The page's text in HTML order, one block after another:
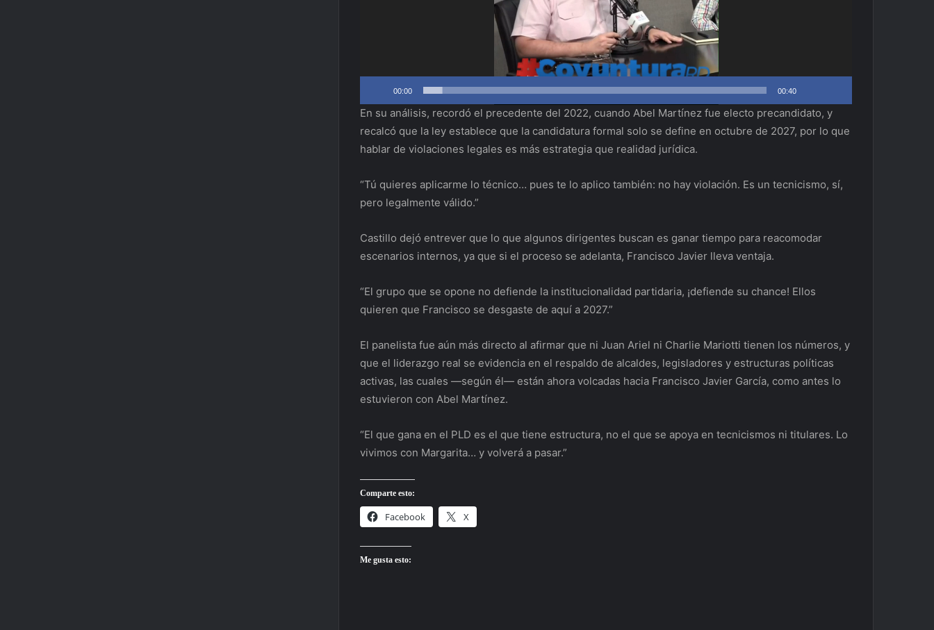
00:00 00:40
En su análisis, recordó el precedente del 2022, cuando Abel Martínez fue electo precandidato, y
recalcó que la ley establece que la candidatura formal solo se define en octubre de 2027, por lo que
hablar de violaciones legales es más estrategia que realidad jurídica.
“Tú quieres aplicarme lo técnico… pues te lo aplico también: no hay violación. Es un tecnicismo, sí,
pero legalmente válido.”
Castillo dejó entrever que lo que algunos dirigentes buscan es ganar tiempo para reacomodar
escenarios internos, ya que si el proceso se adelanta, Francisco Javier lleva ventaja.
“El grupo que se opone no defiende la institucionalidad partidaria, ¡defiende su chance! Ellos
quieren que Francisco se desgaste de aquí a 2027.”
El panelista fue aún más directo al afirmar que ni Juan Ariel ni Charlie Mariotti tienen los números, y
que el liderazgo real se evidencia en el respaldo de alcaldes, legisladores y estructuras políticas
activas, las cuales —según él— están ahora volcadas hacia Francisco Javier García, como antes lo
estuvieron con Abel Martínez.
“El que gana en el PLD es el que tiene estructura, no el que se apoya en tecnicismos ni titulares. Lo
vivimos con Margarita… y volverá a pasar.”
Comparte esto:
Facebook X
Me gusta esto: